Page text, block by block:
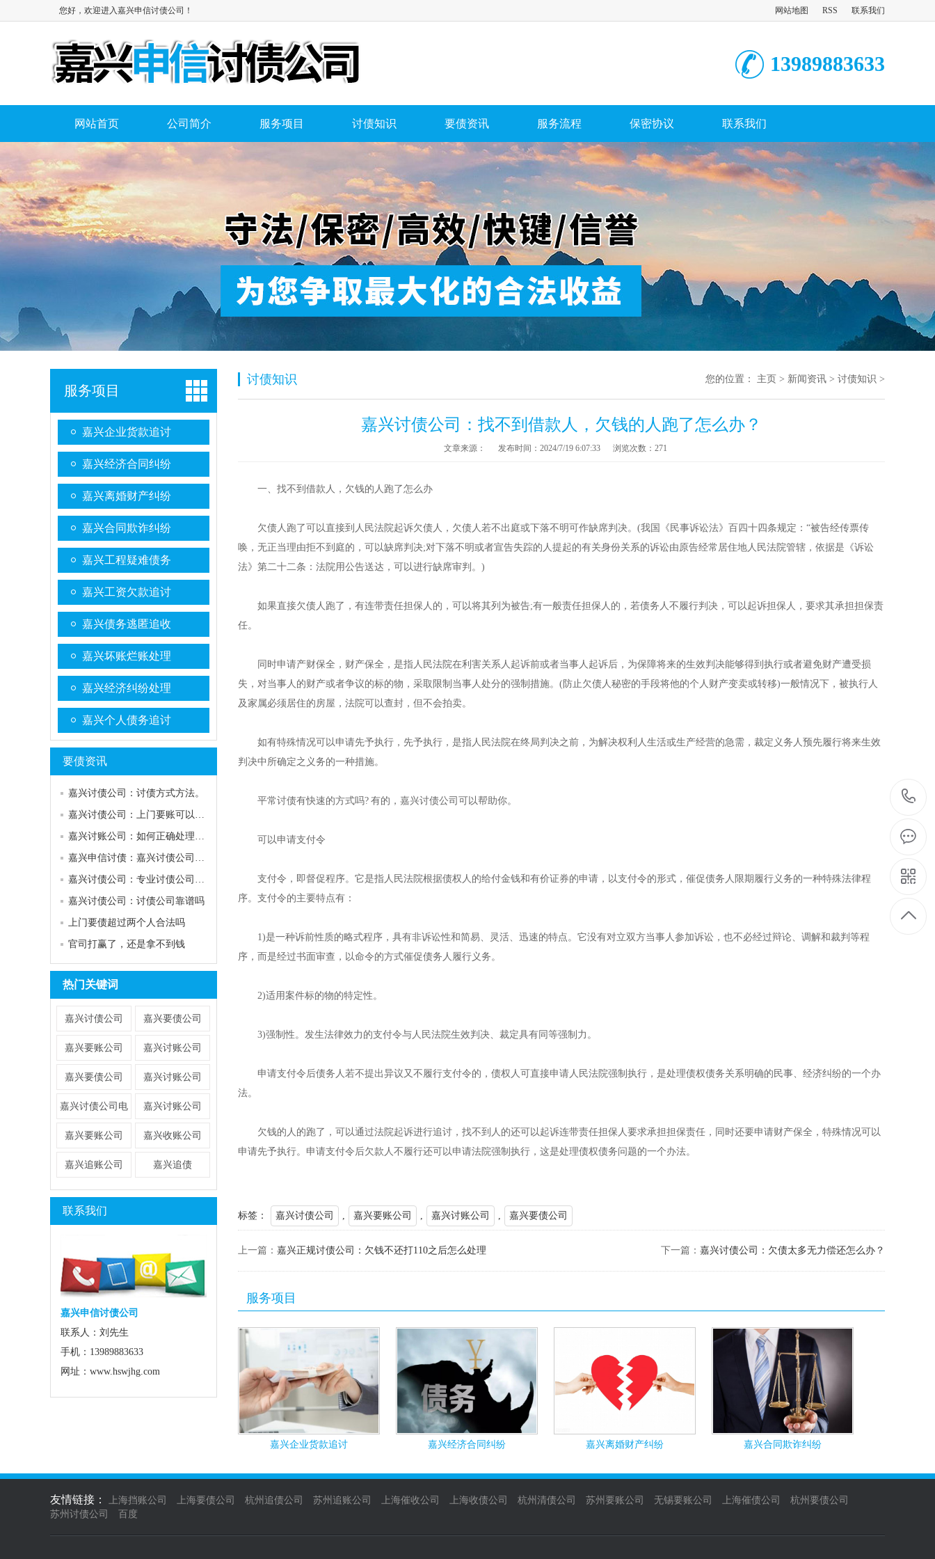
您好，欢迎进入嘉兴申信讨债公司！ 网站地图 RSS 联系我们
13989883633
网站首页 公司简介 服务项目 讨债知识 要债资讯 服务流程 保密协议 联系我们
服务项目
嘉兴企业货款追讨
嘉兴经济合同纠纷
嘉兴离婚财产纠纷
嘉兴合同欺诈纠纷
嘉兴工程疑难债务
嘉兴工资欠款追讨
嘉兴债务逃匿追收
嘉兴坏账烂账处理
嘉兴经济纠纷处理
嘉兴个人债务追讨
要债资讯
嘉兴讨债公司：讨债方式方法。
嘉兴讨债公司：上门要账可以去几个人？
嘉兴讨账公司：如何正确处理债务纠纷
嘉兴申信讨债：嘉兴讨债公司哪家好
嘉兴讨债公司：专业讨债公司电话
嘉兴讨债公司：讨债公司靠谱吗
上门要债超过两个人合法吗
官司打赢了，还是拿不到钱
热门关键词
嘉兴讨债公司 嘉兴要债公司
嘉兴要账公司 嘉兴讨账公司
嘉兴要债公司 ​嘉兴讨账公司
​嘉兴讨债公司电
话
嘉兴讨账公司
​嘉兴要账公司 嘉兴收账公司
嘉兴追账公司 嘉兴追债
联系我们
嘉兴申信讨债公司
联系人：刘先生
手机：13989883633
网址：www.hswjhg.com
讨债知识 您的位置： 主页 > 新闻资讯 > 讨债知识 >
嘉兴讨债公司：找不到借款人，欠钱的人跑了怎么办？
文章来源： 发布时间：2024/7/19 6:07:33 浏览次数： 271
一、找不到借款人，欠钱的人跑了怎么办
欠债人跑了可以直接到人民法院起诉欠债人，欠债人若不出庭或下落不明可作缺席判决。(我国《民事诉讼法》百四十四条规定：“被告经传票传
唤，无正当理由拒不到庭的，可以缺席判决;对下落不明或者宣告失踪的人提起的有关身份关系的诉讼由原告经常居住地人民法院管辖，依据是《诉讼
法》第二十二条：法院用公告送达，可以进行缺席审判。)
如果直接欠债人跑了，有连带责任担保人的，可以将其列为被告;有一般责任担保人的，若债务人不履行判决，可以起诉担保人，要求其承担担保责
任。
同时申请产财保全，财产保全，是指人民法院在利害关系人起诉前或者当事人起诉后，为保障将来的生效判决能够得到执行或者避免财产遭受损
失，对当事人的财产或者争议的标的物，采取限制当事人处分的强制措施。(防止欠债人秘密的手段将他的个人财产变卖或转移)一般情况下，被执行人
及家属必须居住的房屋，法院可以查封，但不会拍卖。
如有特殊情况可以申请先予执行，先予执行，是指人民法院在终局判决之前，为解决权利人生活或生产经营的急需，裁定义务人预先履行将来生效
判决中所确定之义务的一种措施。
平常讨债有快速的方式吗? 有的，嘉兴讨债公司可以帮助你。
可以申请支付令
支付令，即督促程序。它是指人民法院根据债权人的给付金钱和有价证券的申请，以支付令的形式，催促债务人限期履行义务的一种特殊法律程
序。支付令的主要特点有：
1)是一种诉前性质的略式程序，具有非诉讼性和简易、灵活、迅速的特点。它没有对立双方当事人参加诉讼，也不必经过辩论、调解和裁判等程
序，而是经过书面审查，以命令的方式催促债务人履行义务。
2)适用案件标的物的特定性。
3)强制性。发生法律效力的支付令与人民法院生效判决、裁定具有同等强制力。
申请支付令后债务人若不提出异议又不履行支付令的，债权人可直接申请人民法院强制执行，是处理债权债务关系明确的民事、经济纠纷的一个办
法。
欠钱的人的跑了，可以通过法院起诉进行追讨，找不到人的还可以起诉连带责任担保人要求承担担保责任，同时还要申请财产保全，特殊情况可以
申请先予执行。申请支付令后欠款人不履行还可以申请法院强制执行，这是处理债权债务问题的一个办法。
标签： 嘉兴讨债公司 , 嘉兴要账公司 , 嘉兴讨账公司 , 嘉兴要债公司
上一篇： 嘉兴正规讨债公司：欠钱不还打110之后怎么处理 下一篇： 嘉兴讨债公司：欠债太多无力偿还怎么办？
服务项目
嘉兴企业货款追讨 嘉兴经济合同纠纷 嘉兴离婚财产纠纷 嘉兴合同欺诈纠纷
友情链接： 上海挡账公司 上海要债公司 杭州追债公司 苏州追账公司 上海催收公司 上海收债公司 杭州清债公司 苏州要账公司 无锡要账公司 上海催债公司
杭州要债公司
苏州讨债公司
百度